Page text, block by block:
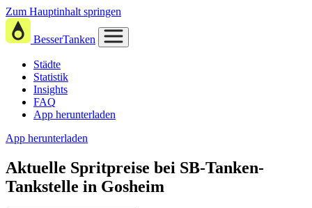
Zum Hauptinhalt springen
BesserTanken
Städte
Statistik
Insights
FAQ
App herunterladen
App herunterladen
Aktuelle Spritpreise bei SB-Tanken-
Tankstelle in Gosheim